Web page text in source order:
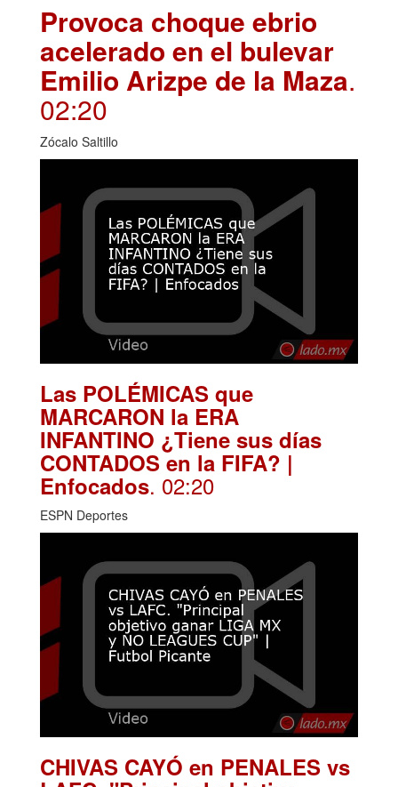
Provoca choque ebrio
acelerado en el bulevar
Emilio Arizpe de la Maza.
02:20
Zócalo Saltillo
Las POLÉMICAS que
MARCARON la ERA
INFANTINO ¿Tiene sus días
CONTADOS en la FIFA? |
Enfocados. 02:20
ESPN Deportes
CHIVAS CAYÓ en PENALES vs